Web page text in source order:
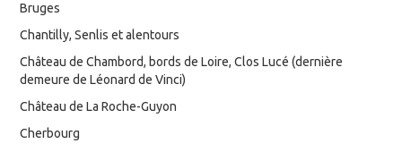
Bruges
Chantilly, Senlis et alentours
Château de Chambord, bords de Loire, Clos Lucé (dernière
demeure de Léonard de Vinci)
Château de La Roche-Guyon
Cherbourg